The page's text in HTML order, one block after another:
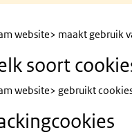
website> maakt gebruik
soort
website> gebruikt